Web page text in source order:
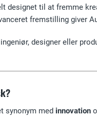
designet til at fremme
fremstilling giver
designer eller
synonym med innovation